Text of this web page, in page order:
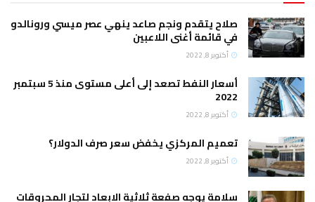
صلاح يتقدم ونجم صاعد ينهي عصر ميسي ورونالدو
في قائمة أغنى اللاعبين
أكتوبر 8, 2022
أسعار النفط تصعد إلى أعلى مستوى منذ 5 سبتمبر
2022
أكتوبر 8, 2022
تعميم المركزي يخفض سعر صرف الدولار؟
أكتوبر 8, 2022
سلامة يوجه صفعة ثلاثية الابعاد لتجار المحروقات